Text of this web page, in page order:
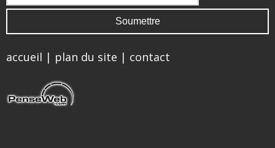
accueil | plan du site | contact